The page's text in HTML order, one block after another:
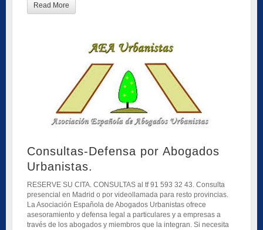
Read More
Consultas-Defensa por Abogados
Urbanistas.
RESERVE SU CITA. CONSULTAS al tf 91 593 32 43. Consulta
presencial en Madrid o por videollamada para resto provincias.
La Asociación Española de Abogados Urbanistas ofrece
asesoramiento y defensa legal a particulares y a empresas a
través de los abogados y miembros que la integran. Si necesita